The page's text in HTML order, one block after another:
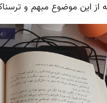
این موضوع مبهم و